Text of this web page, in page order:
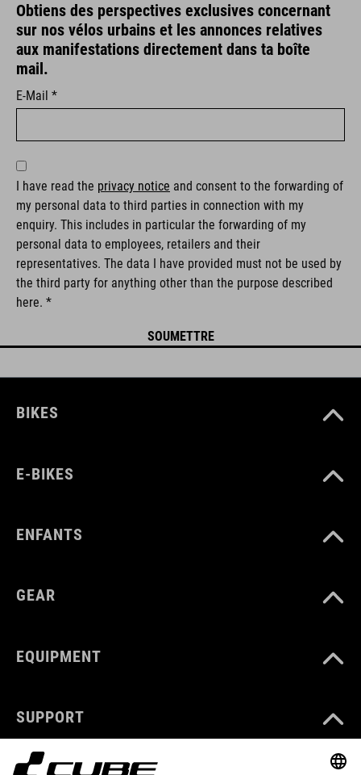
Obtiens des perspectives exclusives concernant
sur nos vélos urbains et les annonces relatives
aux manifestations directement dans ta boîte
mail.
E-Mail *
I have read the privacy notice and consent to the forwarding of
my personal data to third parties in connection with my
enquiry. This includes in particular the forwarding of my
personal data to employees, retailers and their
representatives. The data I have provided must not be used by
the third party for anything other than the purpose described
here. *
BIKES
E-BIKES
ENFANTS
GEAR
EQUIPMENT
SUPPORT